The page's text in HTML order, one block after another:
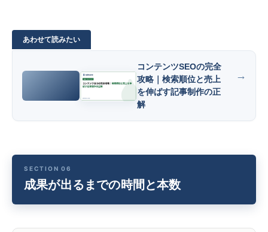
コンテンツSEOの完全
攻略｜検索順位と売上
を伸ばす記事制作の正
解
成果が出るまでの時間と本数